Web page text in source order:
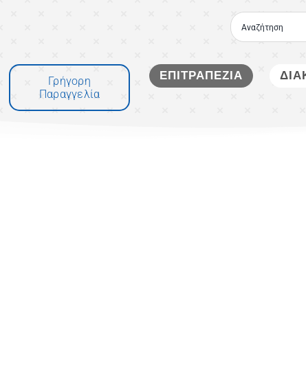
Γρήγορη
Παραγγελία
ΕΠΙΤΡΑΠΕΖΙΑ